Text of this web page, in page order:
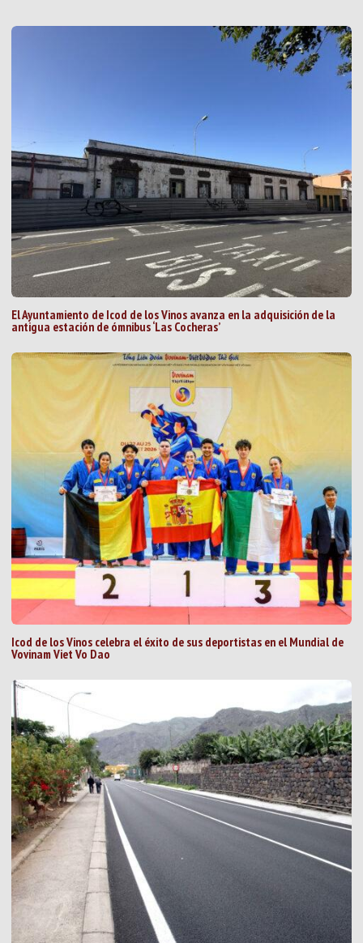
El Ayuntamiento de Icod de los Vinos avanza en la adquisición de la
antigua estación de ómnibus ‘Las Cocheras’
Icod de los Vinos celebra el éxito de sus deportistas en el Mundial de
Vovinam Viet Vo Dao